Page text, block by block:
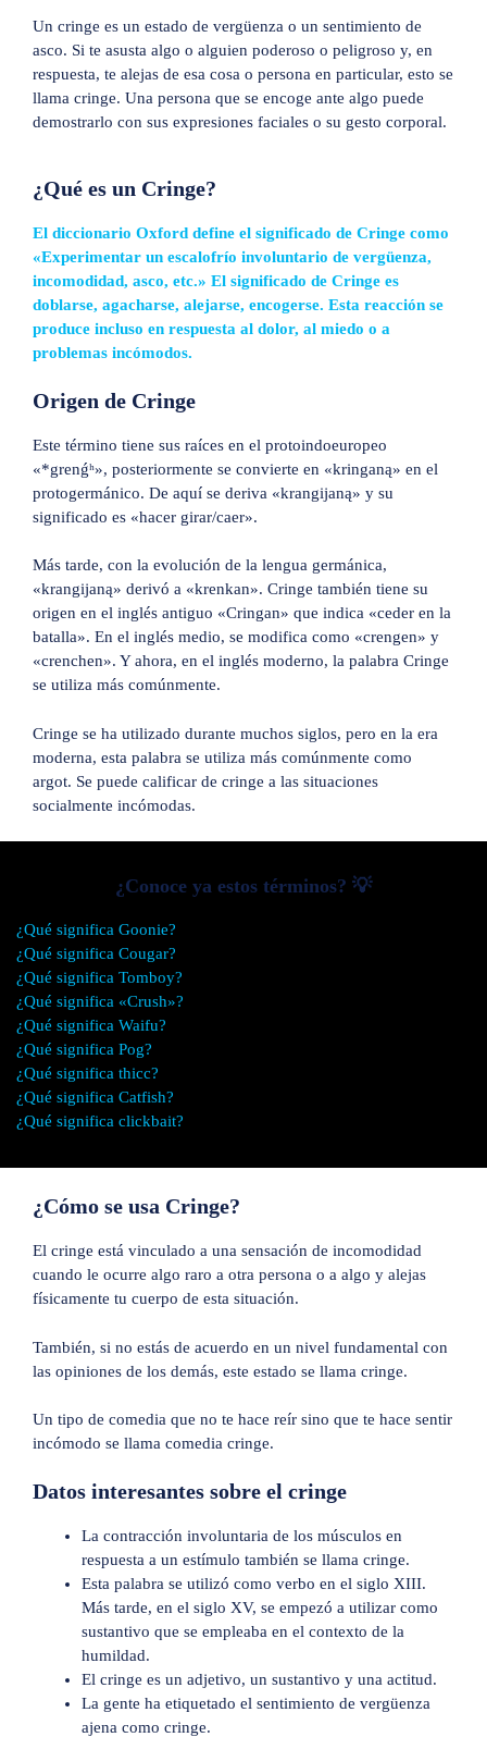
Un cringe es un estado de vergüenza o un sentimiento de
asco. Si te asusta algo o alguien poderoso o peligroso y, en
respuesta, te alejas de esa cosa o persona en particular, esto se
llama cringe. Una persona que se encoge ante algo puede
demostrarlo con sus expresiones faciales o su gesto corporal.
¿Qué es un Cringe?
El diccionario Oxford define el significado de Cringe como
«Experimentar un escalofrío involuntario de vergüenza,
incomodidad, asco, etc.» El significado de Cringe es
doblarse, agacharse, alejarse, encogerse. Esta reacción se
produce incluso en respuesta al dolor, al miedo o a
problemas incómodos.
Origen de Cringe
Este término tiene sus raíces en el protoindoeuropeo
«*grenǵʰ», posteriormente se convierte en «kringaną» en el
protogermánico. De aquí se deriva «krangijaną» y su
significado es «hacer girar/caer».
Más tarde, con la evolución de la lengua germánica,
«krangijaną» derivó a «krenkan». Cringe también tiene su
origen en el inglés antiguo «Cringan» que indica «ceder en la
batalla». En el inglés medio, se modifica como «crengen» y
«crenchen». Y ahora, en el inglés moderno, la palabra Cringe
se utiliza más comúnmente.
Cringe se ha utilizado durante muchos siglos, pero en la era
moderna, esta palabra se utiliza más comúnmente como
argot. Se puede calificar de cringe a las situaciones
socialmente incómodas.
¿Conoce ya estos términos? 💡
¿Qué significa Goonie?
¿Qué significa Cougar?
¿Qué significa Tomboy?
¿Qué significa «Crush»?
¿Qué significa Waifu?
¿Qué significa Pog?
¿Qué significa thicc?
¿Qué significa Catfish?
¿Qué significa clickbait?
¿Cómo se usa Cringe?
El cringe está vinculado a una sensación de incomodidad
cuando le ocurre algo raro a otra persona o a algo y alejas
físicamente tu cuerpo de esta situación.
También, si no estás de acuerdo en un nivel fundamental con
las opiniones de los demás, este estado se llama cringe.
Un tipo de comedia que no te hace reír sino que te hace sentir
incómodo se llama comedia cringe.
Datos interesantes sobre el cringe
La contracción involuntaria de los músculos en
respuesta a un estímulo también se llama cringe.
Esta palabra se utilizó como verbo en el siglo XIII.
Más tarde, en el siglo XV, se empezó a utilizar como
sustantivo que se empleaba en el contexto de la
humildad.
El cringe es un adjetivo, un sustantivo y una actitud.
La gente ha etiquetado el sentimiento de vergüenza
ajena como cringe.